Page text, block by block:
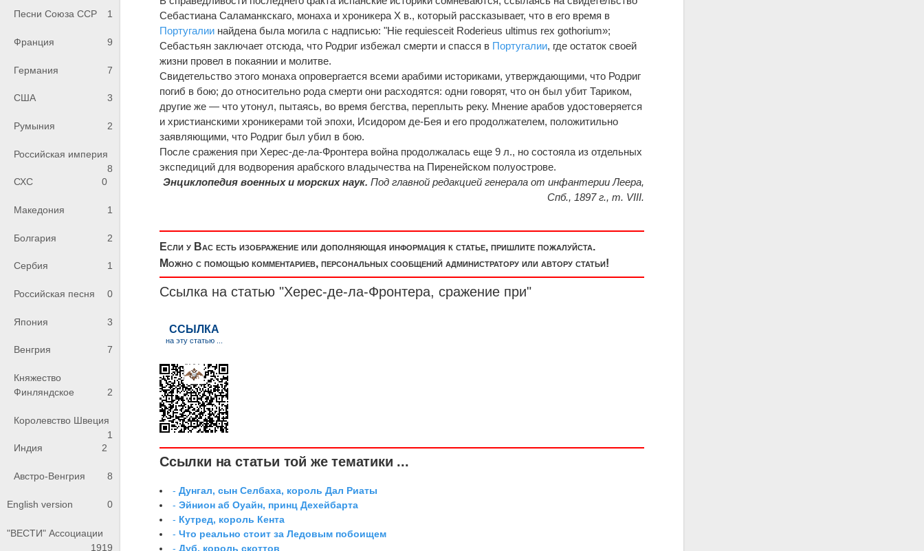
Песни Союза ССР 1
Франция 9
Германия 7
США 3
Румыния 2
Российская империя
8
СХС
0
Македония 1
Болгария 2
Сербия 1
Российская песня 0
Япония 3
Венгрия 7
Княжество
Финляндское
2
Королевство Швеция
1
Индия
2
Австро-Венгрия 8
English version 0
"ВЕСТИ" Ассоциации
1919
Себастиана Саламанкскаго, монаха и хроникера X в., который рассказывает, что в его время в
Португалии найдена была могила с надписью: "Hie requiesceit Roderieus ultimus rex gothorium»;
Себастьян заключает отсюда, что Родриг избежал смерти и спасся в Португалии, где остаток своей
жизни провел в покаянии и молитве.
Свидетельство этого монаха опро­вергается всеми арабими историками, утверждаю­щими, что Родриг
погиб в бою; до относительно рода смерти они расходятся: одни говорят, что он был убит Тариком,
другие же — что утонул, пытаясь, во время бегства, переплыть реку. Мнение арабов удостоверяется
и христианскими хроникерами той эпохи, Исидором де-Бея и его продолжателем, положитильно
заявляющими, что Родриг был убил в бою.
После сражения при Херес-де-ла-Фронтера война продолжалась еще 9 л., но состояла из отдельных
экспедиций для водворения арабского владычества на Пиренейском полуострове.
Энциклопедия военных и морских наук. Под главной редакцией генерала от инфантерии Леера,
Спб., 1897 г., т. VIII.
Если у Вас есть изображение или дополняющая информация к статье, пришлите пожалуйста.
Можно с помощью комментариев, персональных сообщений администратору или автору статьи!
Ссылка на статью "Херес-де-ла-Фронтера, сражение при"
Ссылки на статьи той же тематики ...
-Дунгал, сын Селбаха, король Дал Риаты
-Эйнион аб Оуайн, принц Дехейбарта
- Кутред, король Кента
-Что реально стоит за Ледовым побоищем
-Дуб, король скоттов